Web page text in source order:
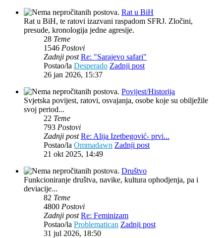
Rat u BiH
Rat u BiH, te ratovi izazvani raspadom SFRJ. Zločini,
presude, kronologija jedne agresije.
28 Teme
1546 Postovi
Zadnji post Re: "Sarajevo safari"
Postao/la Desperado Zadnji post
26 jan 2026, 15:37
Povijest/Historija
Svjetska povijest, ratovi, osvajanja, osobe koje su obilježile
svoj period...
22 Teme
793 Postovi
Zadnji post Re: Alija Izetbegović- prvi...
Postao/la Ommadawn Zadnji post
21 okt 2025, 14:49
Društvo
Funkcioniranje društva, navike, kultura ophodjenja, pa i
deviacije...
82 Teme
4800 Postovi
Zadnji post Re: Feminizam
Postao/la Problematican Zadnji post
31 jul 2026, 18:50